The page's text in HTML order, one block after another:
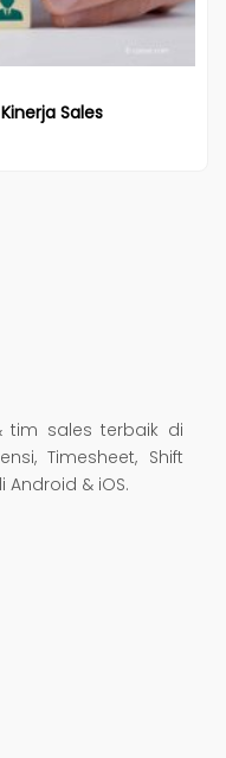
Sales
tim sales terbaik di
Timesheet, Shift
Android & iOS.